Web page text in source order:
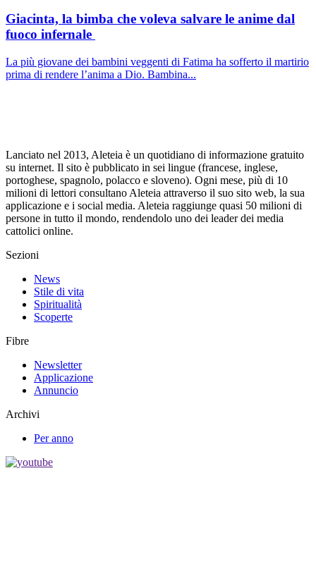
Giacinta, la bimba che voleva salvare le anime dal
fuoco infernale
La più giovane dei bambini veggenti di Fatima ha sofferto il martirio
prima di rendere l’anima a Dio. Bambina...
Lanciato nel 2013, Aleteia è un quotidiano di informazione gratuito
su internet. Il sito è pubblicato in sei lingue (francese, inglese,
portoghese, spagnolo, polacco e sloveno). Ogni mese, più di 10
milioni di lettori consultano Aleteia attraverso il suo sito web, la sua
applicazione e i social media. Aleteia raggiunge quasi 50 milioni di
persone in tutto il mondo, rendendolo uno dei leader dei media
cattolici online.
Sezioni
News
Stile di vita
Spiritualità
Scoperte
Fibre
Newsletter
Applicazione
Annuncio
Archivi
Per anno